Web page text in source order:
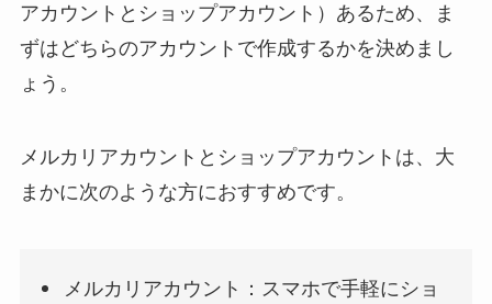
アカウントとショップアカウント）あるため、ま
ずはどちらのアカウントで作成するかを決めまし
ょう。
メルカリアカウントとショップアカウントは、大
まかに次のような方におすすめです。
メルカリアカウント：スマホで手軽にショ